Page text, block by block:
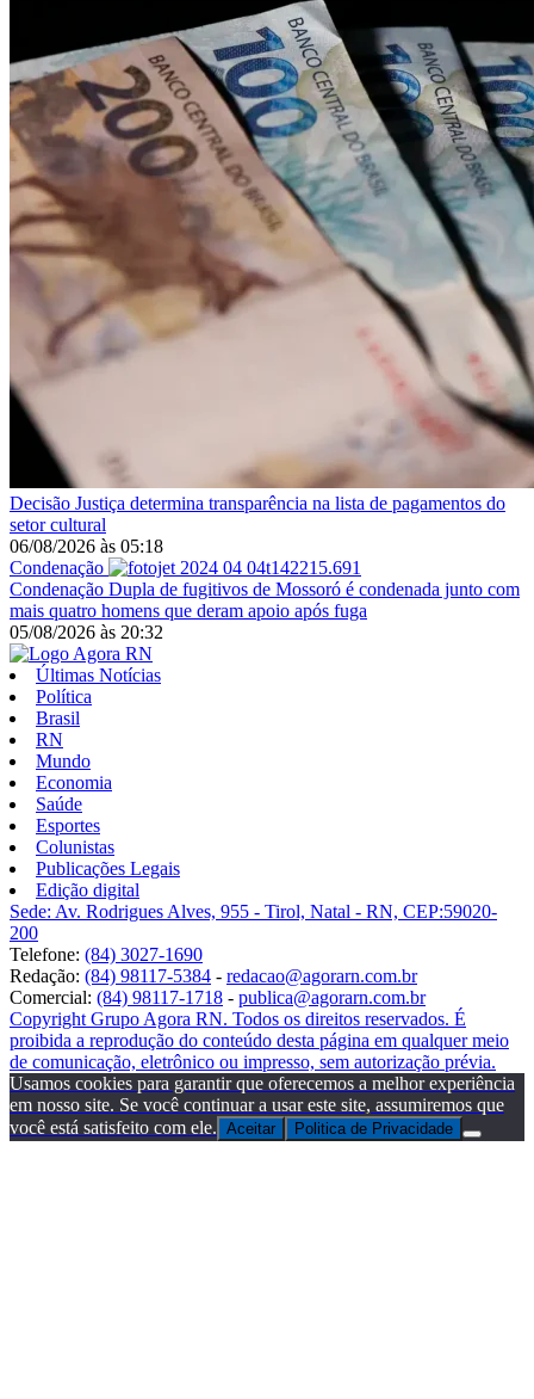
Decisão Justiça determina transparência na lista de pagamentos do
setor cultural
06/08/2026 às 05:18
Condenação
Condenação Dupla de fugitivos de Mossoró é condenada junto com
mais quatro homens que deram apoio após fuga
05/08/2026 às 20:32
Últimas Notícias
Política
Brasil
RN
Mundo
Economia
Saúde
Esportes
Colunistas
Publicações Legais
Edição digital
Sede: Av. Rodrigues Alves, 955 - Tirol, Natal - RN, CEP:59020-
200
Telefone: (84) 3027-1690
Redação: (84) 98117-5384 - redacao@agorarn.com.br
Comercial: (84) 98117-1718 - publica@agorarn.com.br
Copyright Grupo Agora RN. Todos os direitos reservados. É
proibida a reprodução do conteúdo desta página em qualquer meio
de comunicação, eletrônico ou impresso, sem autorização prévia.
Usamos cookies para garantir que oferecemos a melhor experiência
em nosso site. Se você continuar a usar este site, assumiremos que
você está satisfeito com ele. Aceitar Politica de Privacidade